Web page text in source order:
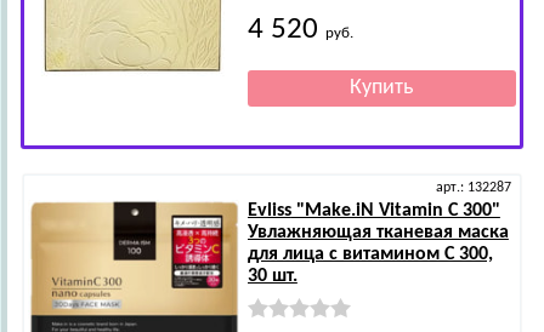
4 520 руб.
арт.: 132287
Evliss"Make.iN Vitamin C 300"
Увлажняющая тканевая маска
для лица с витамином C 300,
30 шт.